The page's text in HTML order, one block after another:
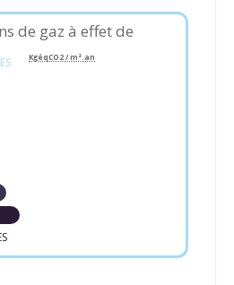
de gaz à effet de
KgéqCO2 / m².an